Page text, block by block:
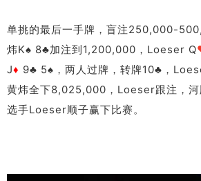
单挑的最后一手牌，盲注250,000-
炜K♠ 8♣加注到1,200,000，Loeser Q
J♦ 9♣ 5♠，两人过牌，转牌10♣，
黄炜全下8,025,000，Loeser跟注，河
选手Loeser顺子赢下比赛。